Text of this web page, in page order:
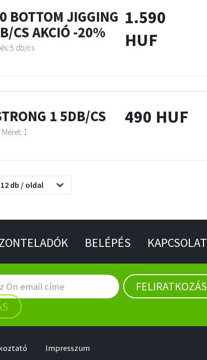
BOTTOM JIGGING
CS AKCIÓ -20%
5 db/cs
1.590
HUF
1 5DB/CS
Méret: 1
490 HUF
12 db / oldal
BELÉPÉS KAPCSOLAT
FELIRATKOZÁS
Impresszum